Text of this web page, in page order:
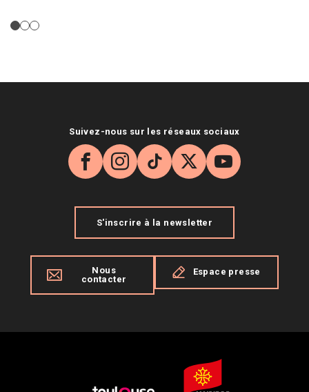
Suivez-nous sur les réseaux sociaux
Facebook
Instagram
TikTok
X YouTube
S'inscrire à la newsletter
Nous
contacter
Espace presse